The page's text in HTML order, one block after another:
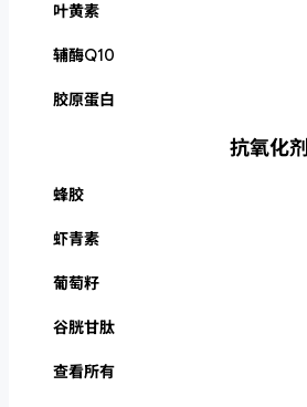
叶黄素
辅酶Q10
胶原蛋白
抗氧化剂
蜂胶
虾青素
葡萄籽
谷胱甘肽
查看所有